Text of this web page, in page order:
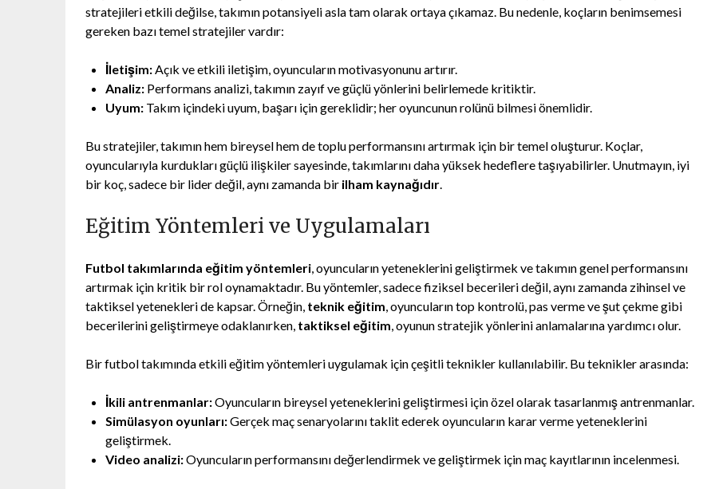
stratejileri etkili değilse, takımın potansiyeli asla tam olarak ortaya çıkamaz. Bu nedenle, koçların benimsemesi
gereken bazı temel stratejiler vardır:
İletişim:Açık ve etkili iletişim, oyuncuların motivasyonunu artırır.
Analiz: Performans analizi, takımın zayıf ve güçlü yönlerini belirlemede kritiktir.
Uyum: Takım içindeki uyum, başarı için gereklidir; her oyuncunun rolünü bilmesi önemlidir.
Bu stratejiler, takımın hem bireysel hem de toplu performansını artırmak için bir temel oluşturur. Koçlar,
oyuncularıyla kurdukları güçlü ilişkiler sayesinde, takımlarını daha yüksek hedeflere taşıyabilirler. Unutmayın, iyi
bir koç, sadece bir lider değil, aynı zamanda bir ilham kaynağıdır.
Eğitim Yöntemleri ve Uygulamaları
Futbol takımlarında eğitim yöntemleri, oyuncuların yeteneklerini geliştirmek ve takımın genel performansını
artırmak için kritik bir rol oynamaktadır. Bu yöntemler, sadece fiziksel becerileri değil, aynı zamanda zihinsel ve
taktiksel yetenekleri de kapsar. Örneğin, teknik eğitim, oyuncuların top kontrolü, pas verme ve şut çekme gibi
becerilerini geliştirmeye odaklanırken, taktiksel eğitim, oyunun stratejik yönlerini anlamalarına yardımcı olur.
Bir futbol takımında etkili eğitim yöntemleri uygulamak için çeşitli teknikler kullanılabilir. Bu teknikler arasında:
İkili antrenmanlar:Oyuncuların bireysel yeteneklerini geliştirmesi için özel olarak tasarlanmış antrenmanlar.
Simülasyon oyunları:Gerçek maç senaryolarını taklit ederek oyuncuların karar verme yeteneklerini
geliştirmek.
Video analizi:Oyuncuların performansını değerlendirmek ve geliştirmek için maç kayıtlarının incelenmesi.